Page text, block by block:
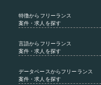
特徴からフリーランス
案件・求人を探す
言語からフリーランス
案件・求人を探す
データベース からフリーランス
案件・求人を探す